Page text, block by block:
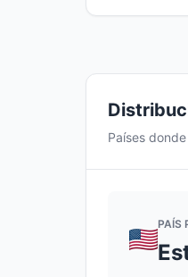
Países
PAÍS